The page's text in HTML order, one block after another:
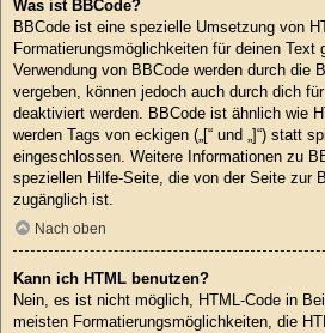
Was ist BBCode?
BBCode ist eine spezielle Umsetzung von
Formatierungsmöglichkeiten für deinen Text
Verwendung von BBCode werden durch die
vergeben, können jedoch auch durch dich
deaktiviert werden. BBCode ist ähnlich wie
werden Tags von eckigen („[“ und „]“) statt
eingeschlossen. Weitere Informationen zu
speziellen Hilfe-Seite, die von der Seite zur
zugänglich ist.
Nach oben
Kann ich HTML benutzen?
Nein, es ist nicht möglich, HTML-Code in
meisten Formatierungsmöglichkeiten, die